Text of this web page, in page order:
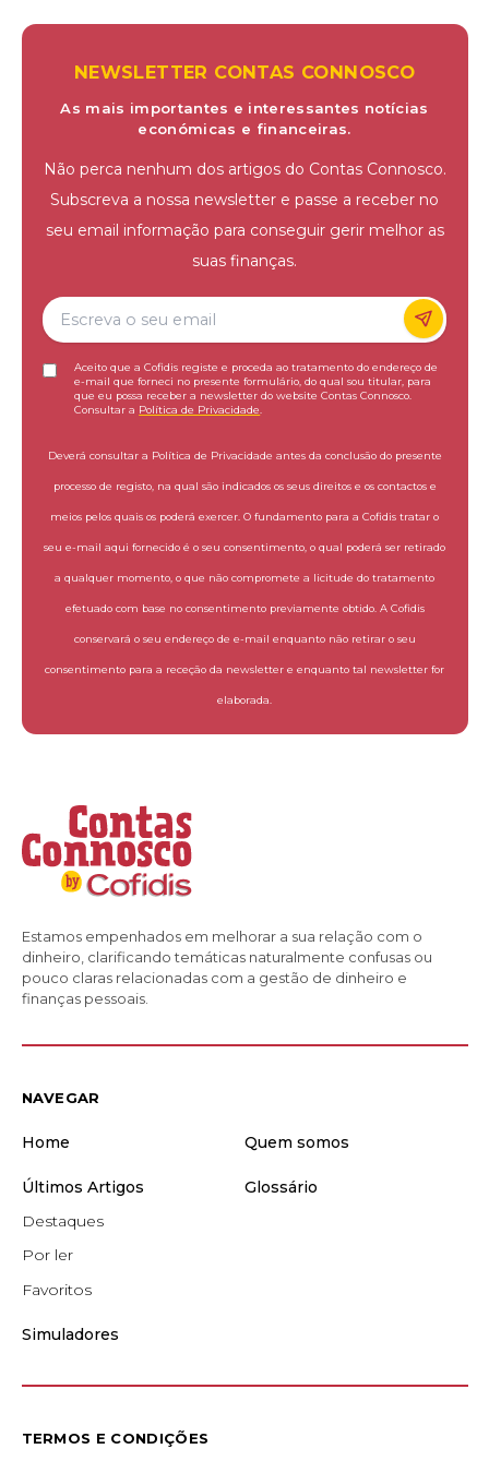
NEWSLETTER CONTAS CONNOSCO
As mais importantes e interessantes notícias
económicas e financeiras.
Não perca nenhum dos artigos do Contas Connosco.
Subscreva a nossa newsletter e passe a receber no
seu email informação para conseguir gerir melhor as
suas finanças.
Aceito que a Cofidis registe e proceda ao tratamento do endereço de
e-mail que forneci no presente formulário, do qual sou titular, para
que eu possa receber a newsletter do website Contas Connosco.
Consultar a Política de Privacidade
Deverá consultar a Política de Privacidade antes da conclusão do presente
processo de registo, na qual são indicados os seus direitos e os contactos e
meios pelos quais os poderá exercer. O fundamento para a Cofidis tratar o
seu e-mail aqui fornecido é o seu consentimento, o qual poderá ser retirado
a qualquer momento, o que não compromete a licitude do tratamento
efetuado com base no consentimento previamente obtido. A Cofidis
conservará o seu endereço de e-mail enquanto não retirar o seu
consentimento para a receção da newsletter e enquanto tal newsletter for
elaborada.
Estamos empenhados em melhorar a sua relação com o
dinheiro, clarificando temáticas naturalmente confusas ou
pouco claras relacionadas com a gestão de dinheiro e
finanças pessoais.
NAVEGAR
Home Quem somos
Últimos Artigos
Destaques
Por ler
Favoritos
Glossário
Simuladores
TERMOS E CONDIÇÕES